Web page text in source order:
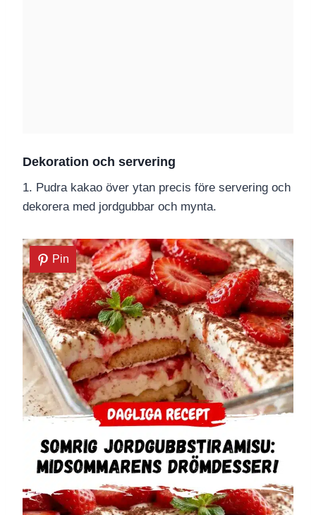
Dekoration och servering
1. Pudra kakao över ytan precis före servering och
dekorera med jordgubbar och mynta.
Pin